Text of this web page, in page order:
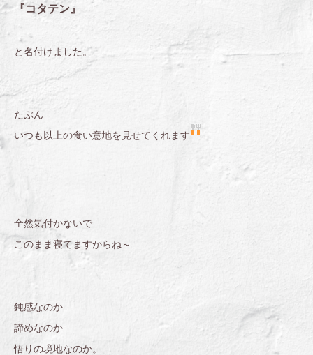
『コタテン』
と名付けました。
たぶん
いつも以上の食い意地を見せてくれます
全然気付かないで
このまま寝てますからね～
鈍感なのか
諦めなのか
悟りの境地なのか。